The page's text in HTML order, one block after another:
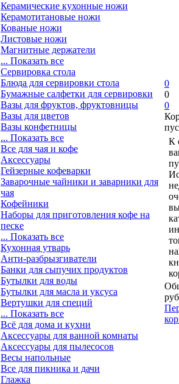
Керамические кухонные ножи
Керамотитановые ножи
Кованые ножи
Листовые ножи
Магнитные держатели
... Показать все
Сервировка стола
Блюда для сервировки стола
Бумажные салфетки для сервировки
Вазы для фруктов, фруктовницы
Вазы для цветов
Вазы конфетницы
... Показать все
Все для чая и кофе
Аксессуары
Гейзерные кофеварки
Заварочные чайники и заварники для
чая
Кофейники
Наборы для приготовления кофе на
песке
... Показать все
Кухонная утварь
Анти-разбрызгиватели
Банки для сыпучих продуктов
Бутылки для воды
Бутылки для масла и уксуса
Вертушки для специй
... Показать все
Всё для дома и кухни
Аксессуары для ванной комнаты
Аксессуары для пылесосов
Весы напольные
Все для пикника и дачи
Глажка
0
0
0
К